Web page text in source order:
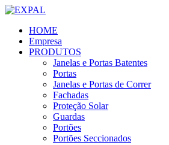
HOME
Empresa
PRODUTOS
Janelas e Portas Batentes
Portas
Janelas e Portas de Correr
Fachadas
Proteção Solar
Guardas
Portões
Portões Seccionados